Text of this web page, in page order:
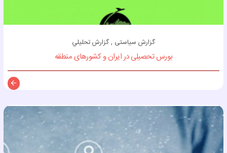
گزارش سیاستی , گزارش تحليلي
بورس تحصیلی در ایران و کشورهای منطقه